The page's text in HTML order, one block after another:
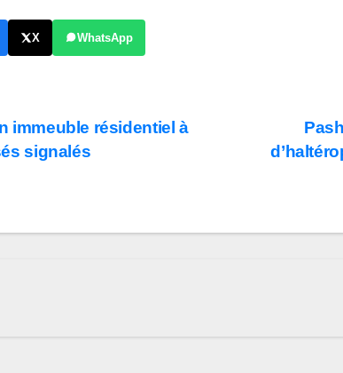
X WhatsApp
immeuble résidentiel à
signalés